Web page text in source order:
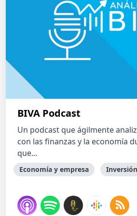
BIVA Podcast
Un podcast que ágilmente
con las finanzas y la economía
que...
Economía y empresa Inversión